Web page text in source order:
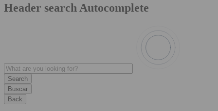
Header search Autocomplete
Buscar
Back